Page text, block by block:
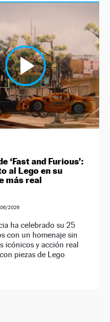
‘Fast and Furious’:
al Lego en su
más real
2026
ha celebrado su 25
con un homenaje sin
icónicos y acción real
piezas de Lego